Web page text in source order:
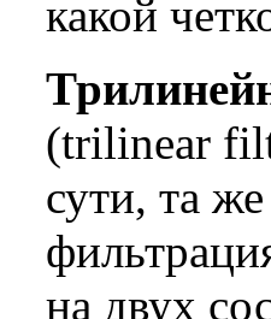
какой
(trilinear
сути, та
на двух